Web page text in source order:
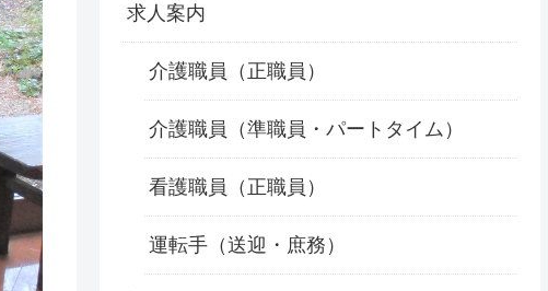
求人案内
介護職員（正職員）
介護職員（準職員・パートタイム）
看護職員（正職員）
運転手（送迎・庶務）